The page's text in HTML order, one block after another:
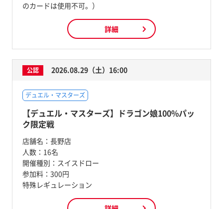
のカードは使用不可。）
詳細
公認 2026.08.29（土）16:00
デュエル・マスターズ
【デュエル・マスターズ】ドラゴン娘100%パッ
ク限定戦
店舗名： 長野店
人数： 16名
開催種別： スイスドロー
参加料： 300円
特殊レギュレーション